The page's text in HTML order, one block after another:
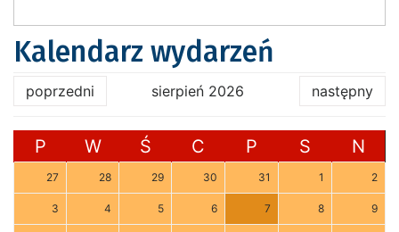
Kalendarz wydarzeń
poprzedni sierpień 2026 następny
P W Ś C P S N
27 28 29 30 31 1 2
3 4 5 6 7 8 9